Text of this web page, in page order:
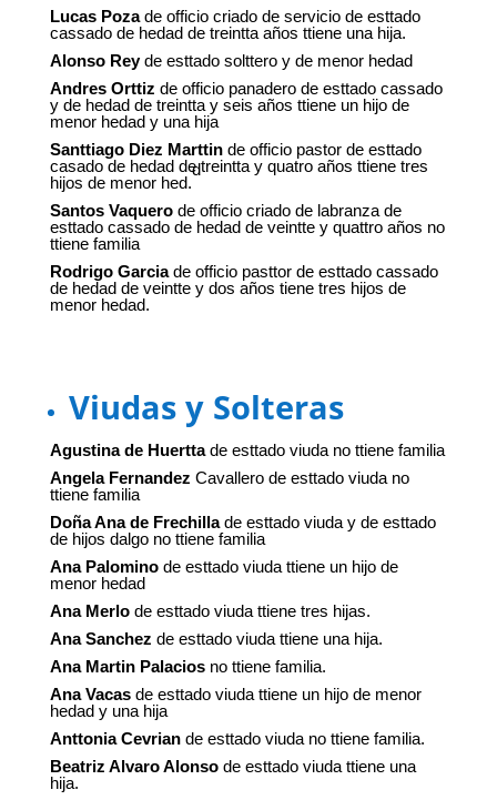
Lucas Poza de officio criado de servicio de esttado
cassado de hedad de treintta años ttiene una hija.
Alonso Rey de esttado solttero y de menor hedad
Andres Orttiz de officio panadero de esttado cassado
y de hedad de treintta y seis años ttiene un hijo de
menor hedad y una hija
Santtiago Diez Marttin de officio pastor de esttado
casado de hedad de treintta y quatro años ttiene tres
hijos de menor hed.
d
Santos Vaquero de officio criado de labranza de
esttado cassado de hedad de veintte y quattro años no
ttiene familia
Rodrigo Garcia de officio pasttor de esttado cassado
de hedad de veintte y dos años tiene tres hijos de
menor hedad.
Viudas y Solteras
Agustina de Huerttade esttado viuda no ttiene familia
Angela Fernandez Cavallero de esttado viuda no
ttiene familia
Doña Ana de Frechillade esttado viuda y de esttado
de hijos dalgo no ttiene familia
Ana Palominode esttado viuda ttiene un hijo de
menor hedad
Ana Merlode esttado viuda ttiene tres hijas.
Ana Sanchez de esttado viuda ttiene una hija.
Ana Martin Palaciosno ttiene familia.
Ana Vacasde esttado viuda ttiene un hijo de menor
hedad y una hija
Anttonia Cevriande esttado viuda no ttiene familia.
Beatriz Alvaro Alonsode esttado viuda ttiene una
hija.